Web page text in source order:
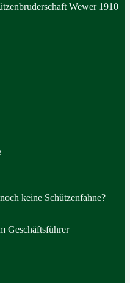
Wewer 1910
keine Schützenfahne?
Geschäftsführer